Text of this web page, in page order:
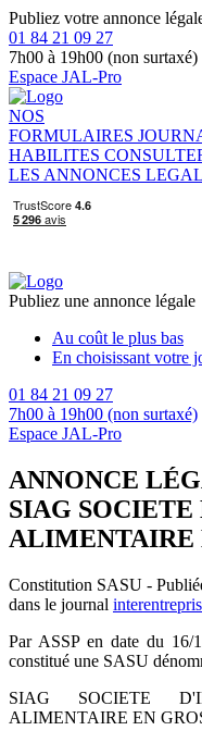
Publiez votre annonce
01 84 21 09 27
7h00 à 19h00 (non surtaxé)
Espace JAL-Pro
NOS
FORMULAIRES
HABILITES
LES ANNONCES
Publiez une annonce légale
Au coût le plus bas
En choisissant votre
01 84 21 09 27
7h00 à 19h00 (non surtaxé)
Espace JAL-Pro
ANNONCE
SIAG
ALIMENTAIRE
Constitution SASU -
dans le journal
Par ASSP en date du 16/
constitué une SASU
SIAG SOCIETE
ALIMENTAIRE EN